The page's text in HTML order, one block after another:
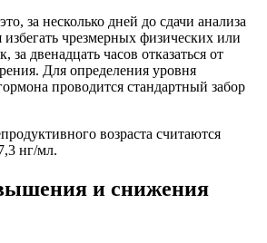
за несколько дней до сдачи анализа
избегать чрезмерных физических или
за двенадцать часов отказаться от
Для определения уровня
проводится стандартный забор
возраста считаются
нг/мл.
и снижения